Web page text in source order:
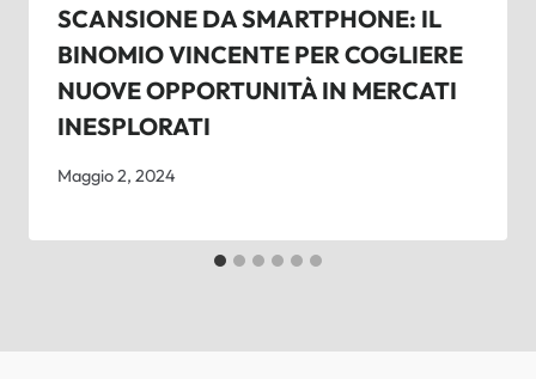
SCANSIONE DA SMARTPHONE: IL
BINOMIO VINCENTE PER COGLIERE
NUOVE OPPORTUNITÀ IN MERCATI
INESPLORATI
Maggio 2, 2024